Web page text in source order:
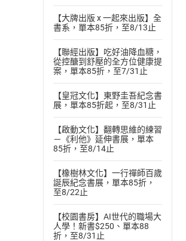
【大牌出版 x 一起來出版】全
書系，單本85折，至8/13止
【聯經出版】吃好油降血糖，
從控醣到舒壓的全方位健康提
案，單本85折，至7/31止
【皇冠文化】東野圭吾紀念書
展，單本85折起，至8/31止
【啟動文化】翻轉思維的練習
－《利他》延伸書展，單本
85折，至8/14止
【橡樹林文化】一行禪師百歲
誕辰紀念書展，單本85折，
至8/22止
【校園書房】AI世代的職場大
人學！新書$250、單本88
折，至8/31止